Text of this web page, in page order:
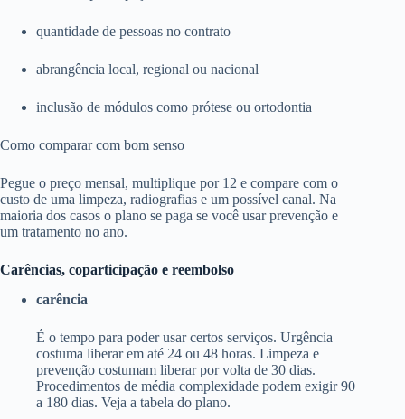
quantidade de pessoas no contrato
abrangência local, regional ou nacional
inclusão de módulos como prótese ou ortodontia
Como comparar com bom senso
Pegue o preço mensal, multiplique por 12 e compare com o
custo de uma limpeza, radiografias e um possível canal. Na
maioria dos casos o plano se paga se você usar prevenção e
um tratamento no ano.
Carências, coparticipação e reembolso
carência
É o tempo para poder usar certos serviços. Urgência
costuma liberar em até 24 ou 48 horas. Limpeza e
prevenção costumam liberar por volta de 30 dias.
Procedimentos de média complexidade podem exigir 90
a 180 dias. Veja a tabela do plano.